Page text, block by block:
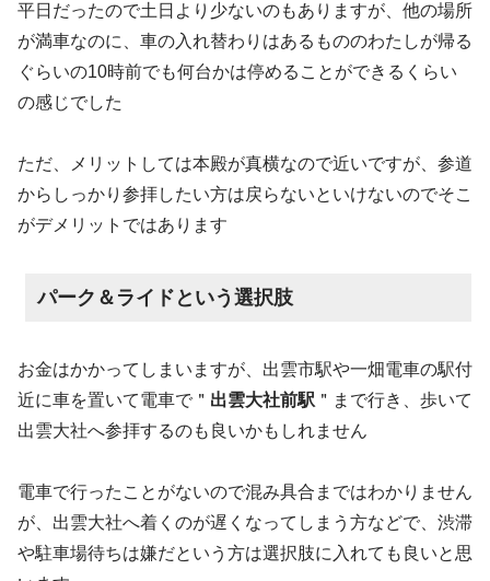
平日だったので土日より少ないのもありますが、他の場所
が満車なのに、車の入れ替わりはあるもののわたしが帰る
ぐらいの10時前でも何台かは停めることができるくらい
の感じでした
ただ、メリットしては本殿が真横なので近いですが、参道
からしっかり参拝したい方は戻らないといけないのでそこ
がデメリットではあります
パーク＆ライドという選択肢
お金はかかってしまいますが、出雲市駅や一畑電車の駅付
近に車を置いて電車で＂ 出雲大社前駅 ＂まで行き、歩いて
出雲大社へ参拝するのも良いかもしれません
電車で行ったことがないので混み具合まではわかりません
が、出雲大社へ着くのが遅くなってしまう方などで、渋滞
や駐車場待ちは嫌だという方は選択肢に入れても良いと思